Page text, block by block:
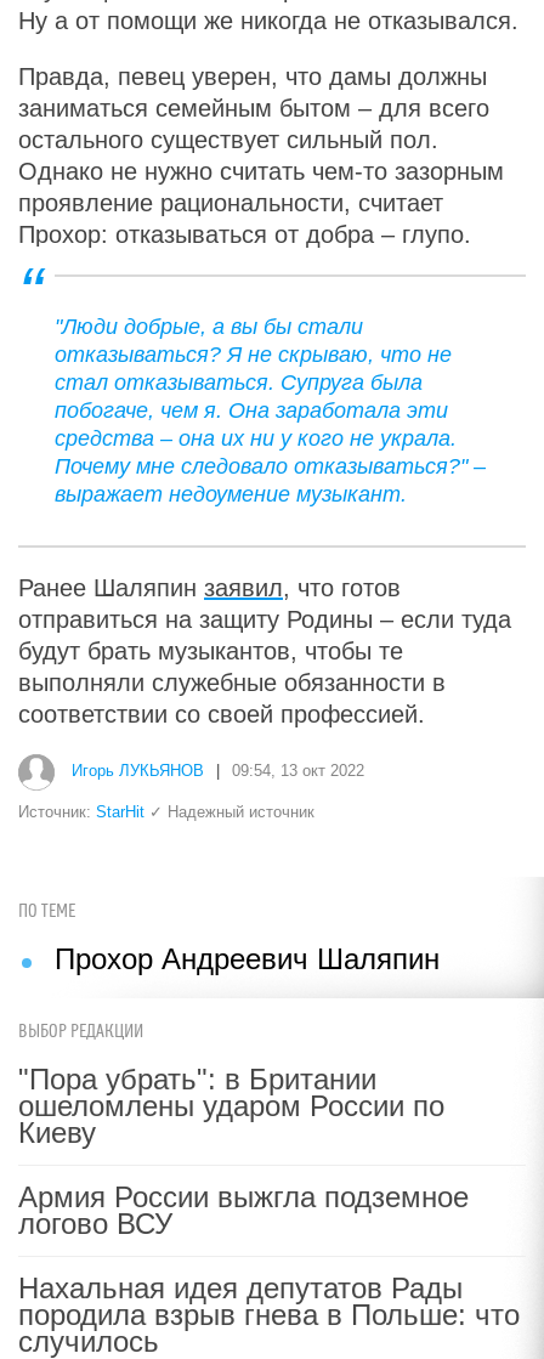
Ну а от помощи же никогда не отказывался.
Правда, певец уверен, что дамы должны
заниматься семейным бытом – для всего
остального существует сильный пол.
Однако не нужно считать чем-то зазорным
проявление рациональности, считает
Прохор: отказываться от добра – глупо.
"Люди добрые, а вы бы стали
отказываться? Я не скрываю, что не
стал отказываться. Супруга была
побогаче, чем я. Она заработала эти
средства – она их ни у кого не украла.
Почему мне следовало отказываться?" –
выражает недоумение музыкант.
Ранее Шаляпин заявил, что готов
отправиться на защиту Родины – если туда
будут брать музыкантов, чтобы те
выполняли служебные обязанности в
соответствии со своей профессией.
Игорь ЛУКЬЯНОВ 09:54, 13 окт 2022
Источник: StarHit ✓ Надежный источник
ПО ТЕМЕ
Прохор Андреевич Шаляпин
ВЫБОР РЕДАКЦИИ
"Пора убрать": в Британии
ошеломлены ударом России по
Киеву
Армия России выжгла подземное
логово ВСУ
Нахальная идея депутатов Рады
породила взрыв гнева в Польше: что
случилось